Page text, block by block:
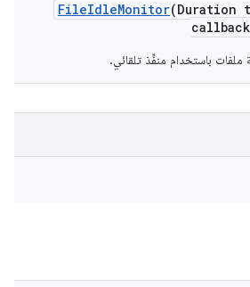
FileIdleMonitor(Duration
callback
ملفات باستخدام منفِّذ تلقائي.